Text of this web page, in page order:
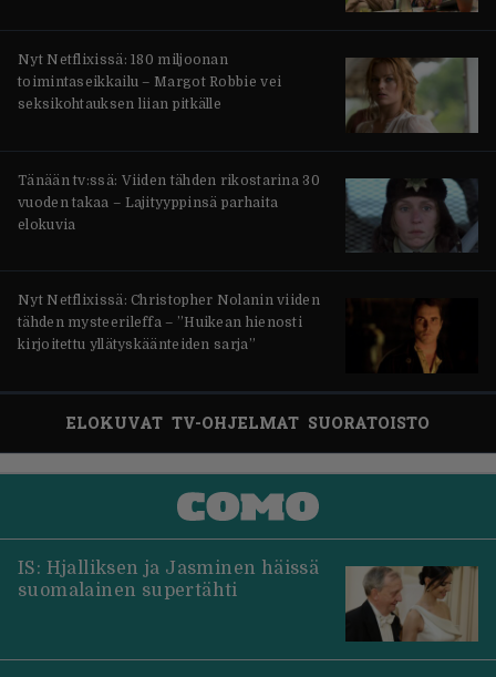
Nyt Netflixissä: 180 miljoonan
toimintaseikkailu – Margot Robbie vei
seksikohtauksen liian pitkälle
Tänään tv:ssä: Viiden tähden rikostarina 30
vuoden takaa – Lajityyppinsä parhaita
elokuvia
Nyt Netflixissä: Christopher Nolanin viiden
tähden mysteerileffa – ”Huikean hienosti
kirjoitettu yllätyskäänteiden sarja”
ELOKUVAT TV-OHJELMAT SUORATOISTO
IS: Hjalliksen ja Jasminen häissä
suomalainen supertähti